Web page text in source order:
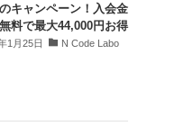
キャンペーン！入会金
料で最大44,000円お得
1月25日 N Code Labo